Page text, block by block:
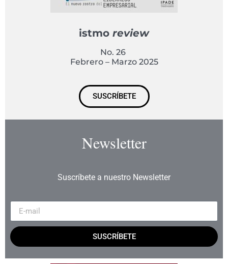
istmo review
No. 26
Febrero – Marzo 2025
SUSCRÍBETE
Newsletter
Suscríbete a nuestro Newsletter
SUSCRÍBETE